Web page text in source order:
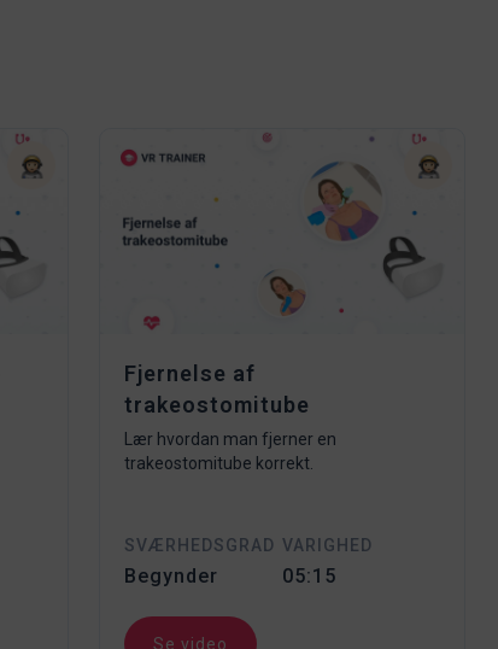
Fjernelse af
trakeostomitube
Lær hvordan man fjerner en
trakeostomitube korrekt.
SVÆRHEDSGRAD
Begynder
VARIGHED
05:15
Se video